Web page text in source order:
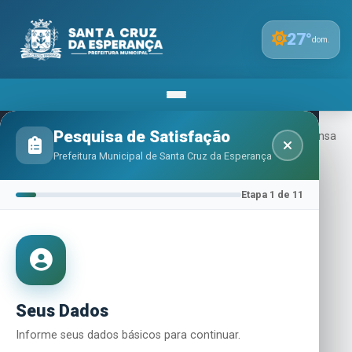
27°dom.
Pesquisa de Satisfação
Prefeitura Municipal de Santa Cruz da Esperança
Etapa 1 de 11
Seus Dados
Informe seus dados básicos para continuar.
Inicio Licitação Editais E Avisos
Aviso De Dispensa
De Licitação - Aulas De Violão, Teclado E Coral
Aviso de Dispensa de
Licitação - Aulas de violão,
teclado e coral